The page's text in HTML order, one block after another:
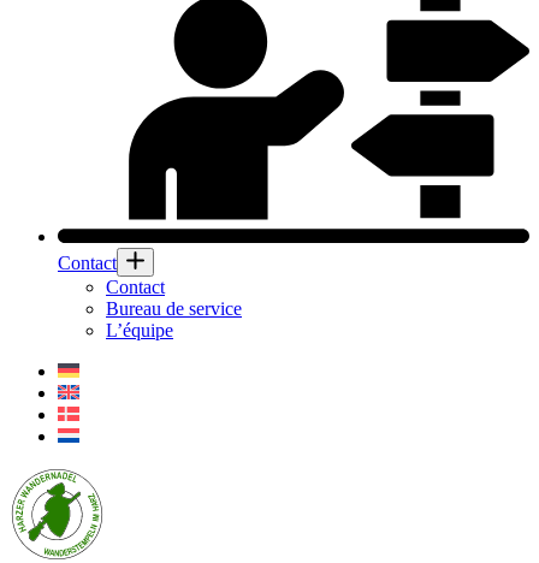
Contact
Contact
Bureau de service
L’équipe